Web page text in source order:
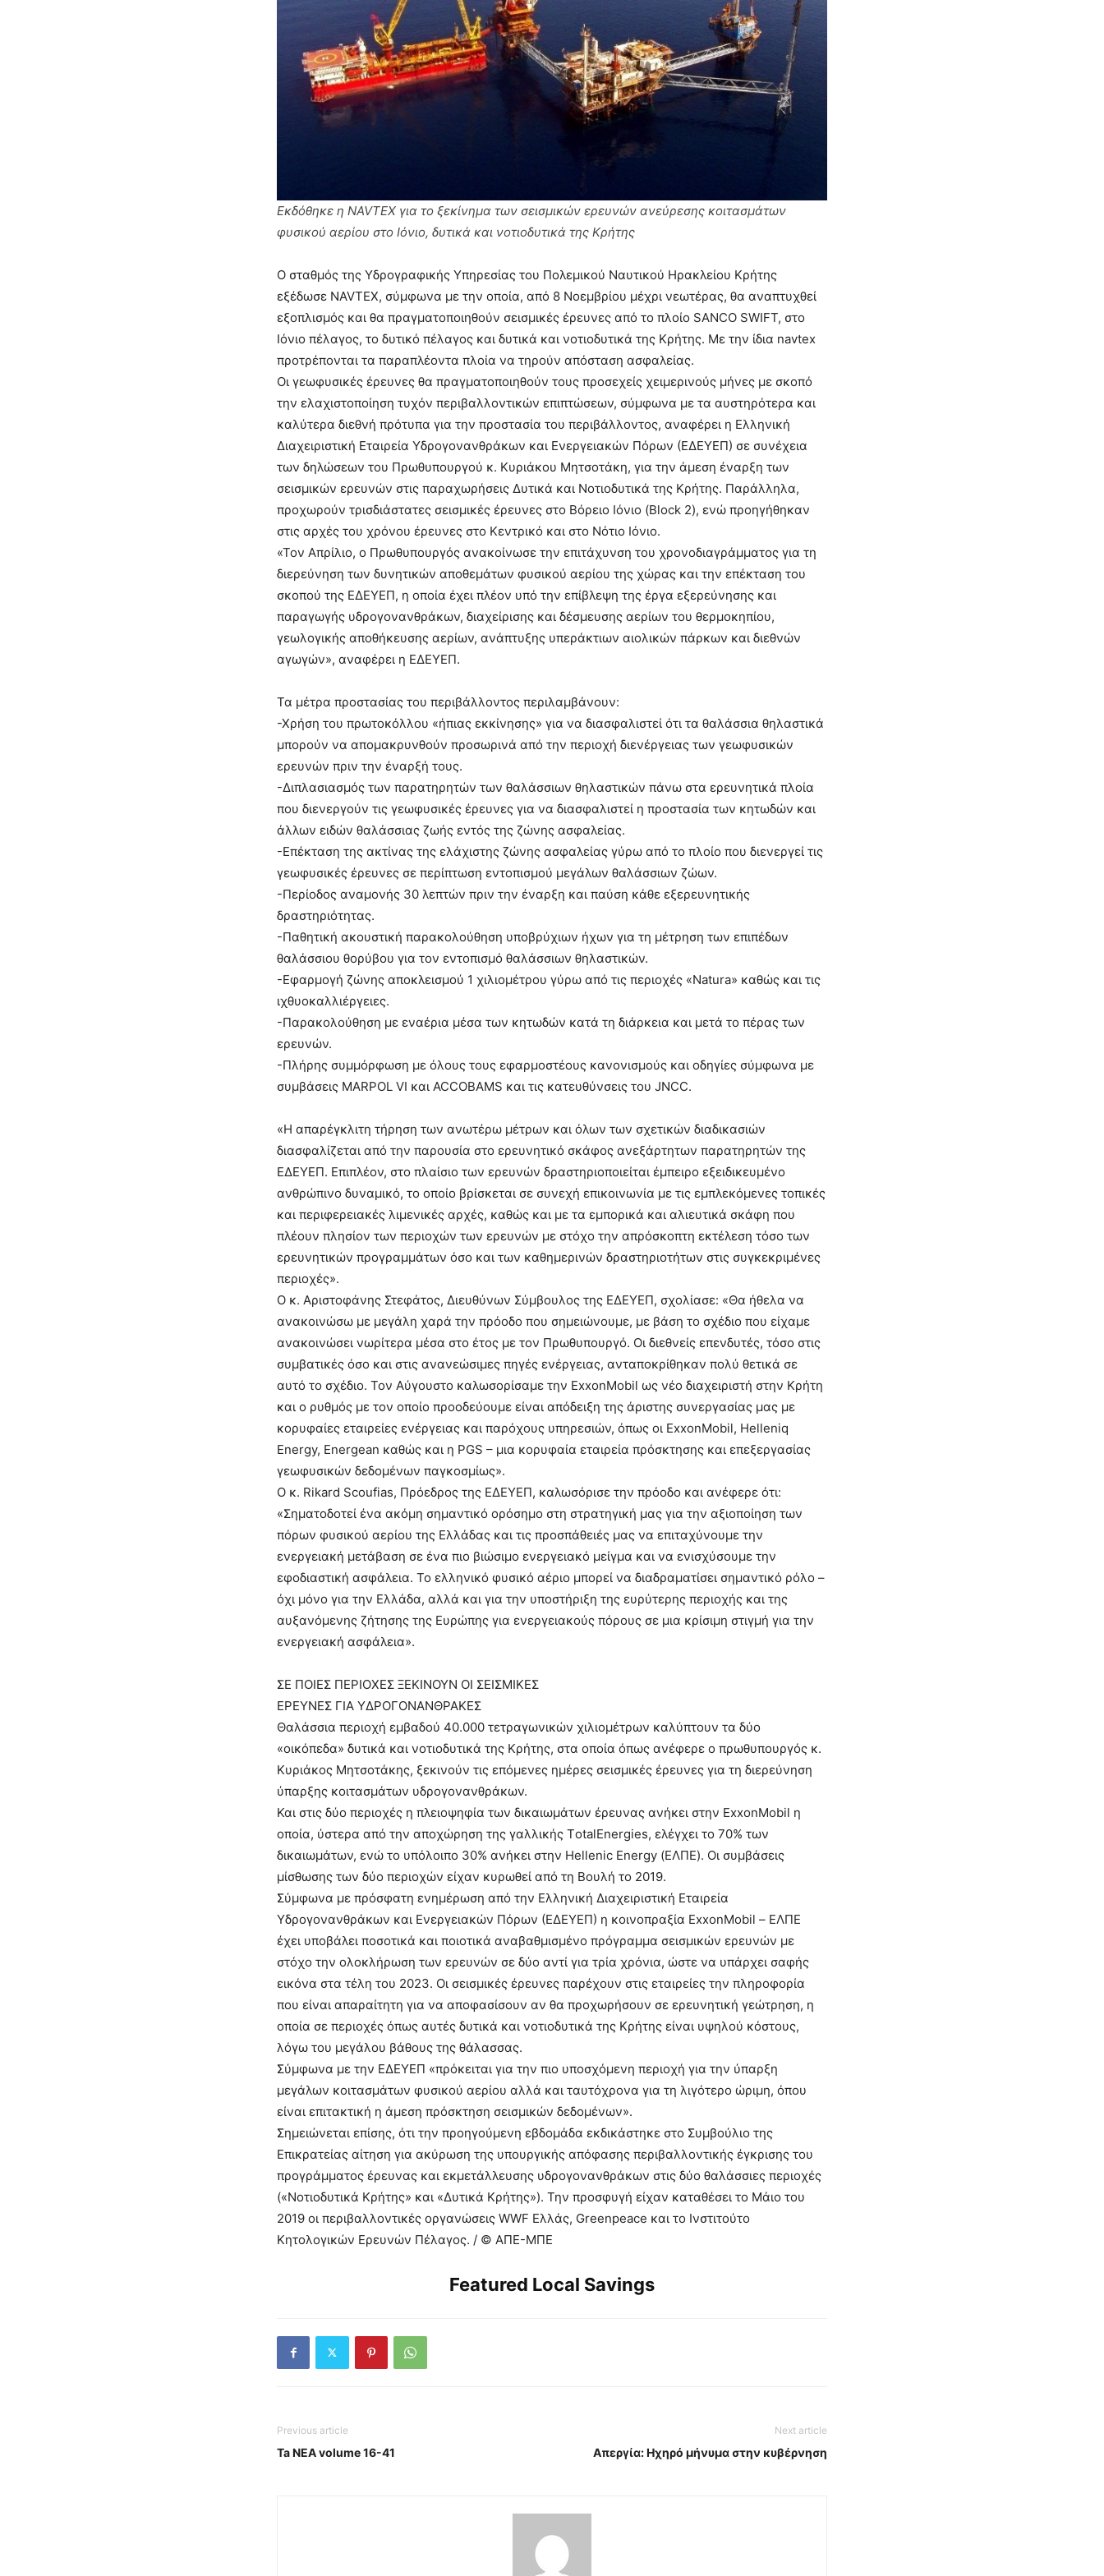
Εκδόθηκε η NAVTEX για το ξεκίνημα των σεισμικών ερευνών ανεύρεσης κοιτασμάτων
φυσικού αερίου στο Ιόνιο, δυτικά και νοτιοδυτικά της Κρήτης
Ο σταθμός της Υδρογραφικής Υπηρεσίας του Πολεμικού Ναυτικού Ηρακλείου Κρήτης
εξέδωσε NAVTEX, σύμφωνα με την οποία, από 8 Νοεμβρίου μέχρι νεωτέρας, θα αναπτυχθεί
εξοπλισμός και θα πραγματοποιηθούν σεισμικές έρευνες από το πλοίο SANCO SWIFT, στο
Ιόνιο πέλαγος, το δυτικό πέλαγος και δυτικά και νοτιοδυτικά της Κρήτης. Με την ίδια navtex
προτρέπονται τα παραπλέοντα πλοία να τηρούν απόσταση ασφαλείας.
Οι γεωφυσικές έρευνες θα πραγματοποιηθούν τους προσεχείς χειμερινούς μήνες με σκοπό
την ελαχιστοποίηση τυχόν περιβαλλοντικών επιπτώσεων, σύμφωνα με τα αυστηρότερα και
καλύτερα διεθνή πρότυπα για την προστασία του περιβάλλοντος, αναφέρει η Ελληνική
Διαχειριστική Εταιρεία Υδρογονανθράκων και Ενεργειακών Πόρων (ΕΔΕΥΕΠ) σε συνέχεια
των δηλώσεων του Πρωθυπουργού κ. Κυριάκου Μητσοτάκη, για την άμεση έναρξη των
σεισμικών ερευνών στις παραχωρήσεις Δυτικά και Νοτιοδυτικά της Κρήτης. Παράλληλα,
προχωρούν τρισδιάστατες σεισμικές έρευνες στο Βόρειο Ιόνιο (Block 2), ενώ προηγήθηκαν
στις αρχές του χρόνου έρευνες στο Κεντρικό και στο Νότιο Ιόνιο.
«Τον Απρίλιο, ο Πρωθυπουργός ανακοίνωσε την επιτάχυνση του χρονοδιαγράμματος για τη
διερεύνηση των δυνητικών αποθεμάτων φυσικού αερίου της χώρας και την επέκταση του
σκοπού της ΕΔΕΥΕΠ, η οποία έχει πλέον υπό την επίβλεψη της έργα εξερεύνησης και
παραγωγής υδρογονανθράκων, διαχείρισης και δέσμευσης αερίων του θερμοκηπίου,
γεωλογικής αποθήκευσης αερίων, ανάπτυξης υπεράκτιων αιολικών πάρκων και διεθνών
αγωγών», αναφέρει η ΕΔΕΥΕΠ.
Τα μέτρα προστασίας του περιβάλλοντος περιλαμβάνουν:
-Χρήση του πρωτοκόλλου «ήπιας εκκίνησης» για να διασφαλιστεί ότι τα θαλάσσια θηλαστικά
μπορούν να απομακρυνθούν προσωρινά από την περιοχή διενέργειας των γεωφυσικών
ερευνών πριν την έναρξή τους.
-Διπλασιασμός των παρατηρητών των θαλάσσιων θηλαστικών πάνω στα ερευνητικά πλοία
που διενεργούν τις γεωφυσικές έρευνες για να διασφαλιστεί η προστασία των κητωδών και
άλλων ειδών θαλάσσιας ζωής εντός της ζώνης ασφαλείας.
-Επέκταση της ακτίνας της ελάχιστης ζώνης ασφαλείας γύρω από το πλοίο που διενεργεί τις
γεωφυσικές έρευνες σε περίπτωση εντοπισμού μεγάλων θαλάσσιων ζώων.
-Περίοδος αναμονής 30 λεπτών πριν την έναρξη και παύση κάθε εξερευνητικής
δραστηριότητας.
-Παθητική ακουστική παρακολούθηση υποβρύχιων ήχων για τη μέτρηση των επιπέδων
θαλάσσιου θορύβου για τον εντοπισμό θαλάσσιων θηλαστικών.
-Εφαρμογή ζώνης αποκλεισμού 1 χιλιομέτρου γύρω από τις περιοχές «Natura» καθώς και τις
ιχθυοκαλλιέργειες.
-Παρακολούθηση με εναέρια μέσα των κητωδών κατά τη διάρκεια και μετά το πέρας των
ερευνών.
-Πλήρης συμμόρφωση με όλους τους εφαρμοστέους κανονισμούς και οδηγίες σύμφωνα με
συμβάσεις MARPOL VI και ACCOBAMS και τις κατευθύνσεις του JNCC.
«Η απαρέγκλιτη τήρηση των ανωτέρω μέτρων και όλων των σχετικών διαδικασιών
διασφαλίζεται από την παρουσία στο ερευνητικό σκάφος ανεξάρτητων παρατηρητών της
ΕΔΕΥΕΠ. Επιπλέον, στο πλαίσιο των ερευνών δραστηριοποιείται έμπειρο εξειδικευμένο
ανθρώπινο δυναμικό, το οποίο βρίσκεται σε συνεχή επικοινωνία με τις εμπλεκόμενες τοπικές
και περιφερειακές λιμενικές αρχές, καθώς και με τα εμπορικά και αλιευτικά σκάφη που
πλέουν πλησίον των περιοχών των ερευνών με στόχο την απρόσκοπτη εκτέλεση τόσο των
ερευνητικών προγραμμάτων όσο και των καθημερινών δραστηριοτήτων στις συγκεκριμένες
περιοχές».
Ο κ. Αριστοφάνης Στεφάτος, Διευθύνων Σύμβουλος της ΕΔΕΥΕΠ, σχολίασε: «Θα ήθελα να
ανακοινώσω με μεγάλη χαρά την πρόοδο που σημειώνουμε, με βάση το σχέδιο που είχαμε
ανακοινώσει νωρίτερα μέσα στο έτος με τον Πρωθυπουργό. Οι διεθνείς επενδυτές, τόσο στις
συμβατικές όσο και στις ανανεώσιμες πηγές ενέργειας, ανταποκρίθηκαν πολύ θετικά σε
αυτό το σχέδιο. Τον Αύγουστο καλωσορίσαμε την ExxonMobil ως νέο διαχειριστή στην Κρήτη
και ο ρυθμός με τον οποίο προοδεύουμε είναι απόδειξη της άριστης συνεργασίας μας με
κορυφαίες εταιρείες ενέργειας και παρόχους υπηρεσιών, όπως οι ExxonMobil, Helleniq
Energy, Energean καθώς και η PGS – μια κορυφαία εταιρεία πρόσκτησης και επεξεργασίας
γεωφυσικών δεδομένων παγκοσμίως».
Ο κ. Rikard Scoufias, Πρόεδρος της ΕΔΕΥΕΠ, καλωσόρισε την πρόοδο και ανέφερε ότι:
«Σηματοδοτεί ένα ακόμη σημαντικό ορόσημο στη στρατηγική μας για την αξιοποίηση των
πόρων φυσικού αερίου της Ελλάδας και τις προσπάθειές μας να επιταχύνουμε την
ενεργειακή μετάβαση σε ένα πιο βιώσιμο ενεργειακό μείγμα και να ενισχύσουμε την
εφοδιαστική ασφάλεια. Το ελληνικό φυσικό αέριο μπορεί να διαδραματίσει σημαντικό ρόλο –
όχι μόνο για την Ελλάδα, αλλά και για την υποστήριξη της ευρύτερης περιοχής και της
αυξανόμενης ζήτησης της Ευρώπης για ενεργειακούς πόρους σε μια κρίσιμη στιγμή για την
ενεργειακή ασφάλεια».
ΣΕ ΠΟΙΕΣ ΠΕΡΙΟΧΕΣ ΞΕΚΙΝΟΥΝ ΟΙ ΣΕΙΣΜΙΚΕΣ
ΕΡΕΥΝΕΣ ΓΙΑ ΥΔΡΟΓΟΝΑΝΘΡΑΚΕΣ
Θαλάσσια περιοχή εμβαδού 40.000 τετραγωνικών χιλιομέτρων καλύπτουν τα δύο
«οικόπεδα» δυτικά και νοτιοδυτικά της Κρήτης, στα οποία όπως ανέφερε ο πρωθυπουργός κ.
Κυριάκος Μητσοτάκης, ξεκινούν τις επόμενες ημέρες σεισμικές έρευνες για τη διερεύνηση
ύπαρξης κοιτασμάτων υδρογονανθράκων.
Και στις δύο περιοχές η πλειοψηφία των δικαιωμάτων έρευνας ανήκει στην ExxonMobil η
οποία, ύστερα από την αποχώρηση της γαλλικής ΤotalEnergies, ελέγχει το 70% των
δικαιωμάτων, ενώ το υπόλοιπο 30% ανήκει στην Hellenic Energy (ΕΛΠΕ). Οι συμβάσεις
μίσθωσης των δύο περιοχών είχαν κυρωθεί από τη Βουλή το 2019.
Σύμφωνα με πρόσφατη ενημέρωση από την Ελληνική Διαχειριστική Εταιρεία
Υδρογονανθράκων και Ενεργειακών Πόρων (ΕΔΕΥΕΠ) η κοινοπραξία ExxonMobil – ΕΛΠΕ
έχει υποβάλει ποσοτικά και ποιοτικά αναβαθμισμένο πρόγραμμα σεισμικών ερευνών με
στόχο την ολοκλήρωση των ερευνών σε δύο αντί για τρία χρόνια, ώστε να υπάρχει σαφής
εικόνα στα τέλη του 2023. Οι σεισμικές έρευνες παρέχουν στις εταιρείες την πληροφορία
που είναι απαραίτητη για να αποφασίσουν αν θα προχωρήσουν σε ερευνητική γεώτρηση, η
οποία σε περιοχές όπως αυτές δυτικά και νοτιοδυτικά της Κρήτης είναι υψηλού κόστους,
λόγω του μεγάλου βάθους της θάλασσας.
Σύμφωνα με την ΕΔΕΥΕΠ «πρόκειται για την πιο υποσχόμενη περιοχή για την ύπαρξη
μεγάλων κοιτασμάτων φυσικού αερίου αλλά και ταυτόχρονα για τη λιγότερο ώριμη, όπου
είναι επιτακτική η άμεση πρόσκτηση σεισμικών δεδομένων».
Σημειώνεται επίσης, ότι την προηγούμενη εβδομάδα εκδικάστηκε στο Συμβούλιο της
Επικρατείας αίτηση για ακύρωση της υπουργικής απόφασης περιβαλλοντικής έγκρισης του
προγράμματος έρευνας και εκμετάλλευσης υδρογονανθράκων στις δύο θαλάσσιες περιοχές
(«Νοτιοδυτικά Κρήτης» και «Δυτικά Κρήτης»). Την προσφυγή είχαν καταθέσει το Μάιο του
2019 οι περιβαλλοντικές οργανώσεις WWF Ελλάς, Greenpeace και το Ινστιτούτο
Κητολογικών Ερευνών Πέλαγος. / © ΑΠΕ-ΜΠΕ
Featured Local Savings
Previous article
Ta NEA volume 16-41
Next article
Απεργία: Ηχηρό μήνυμα στην κυβέρνηση